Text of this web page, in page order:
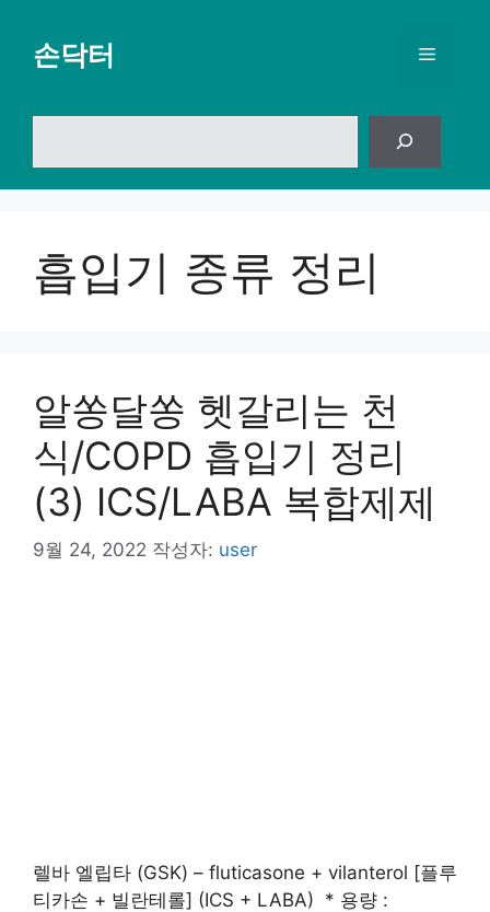
손닥터 메
뉴
흡입기 종류 정리
알쏭달쏭 헷갈리는 천
식/COPD 흡입기 정리
(3) ICS/LABA 복합제제
9월 24, 2022 작성자: user
렐바 엘립타 (GSK) – fluticasone + vilanterol [플루
티카손 + 빌란테롤] (ICS + LABA) * 용량 :